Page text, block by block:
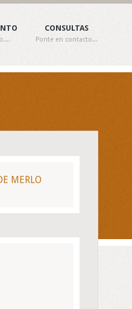
CONSULTAS
Ponte en contacto...
MERLO